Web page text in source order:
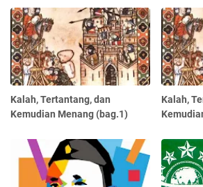
Kalah, Tertantang, dan
Kemudian Menang (bag.1)
Kalah,